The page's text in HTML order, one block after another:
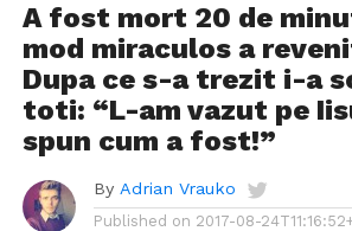
A fost mort 20 de
mod miraculos a
Dupa ce s-a trezit i-a
toti: “L-am vazut pe
spun cum a fost!”
By Adrian Vrauko
Published on 2017-08-